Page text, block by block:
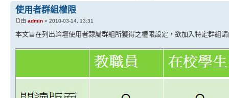
使用者群組權限
由 admin » 2010-03-14, 13:31
本文旨在列出論壇使用者隸屬群組所獲得之權限設定，欲加入特定群組